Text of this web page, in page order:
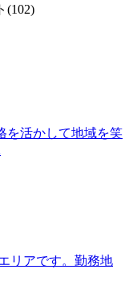
を活かして地域を笑
リアです。勤務地